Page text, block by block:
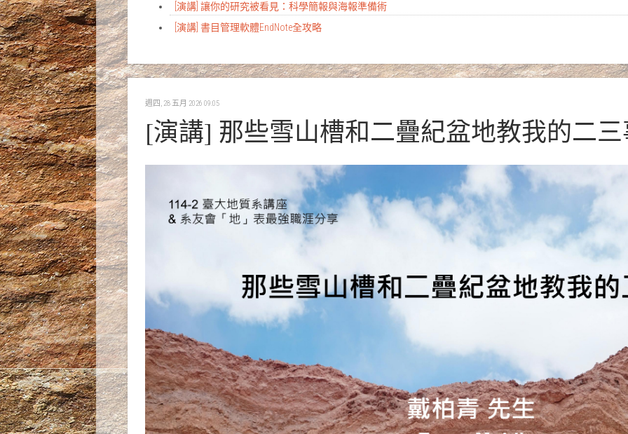
[演講] 讓你的研究被看見：科學簡報與海報準備術
[演講] 書目管理軟體EndNote全攻略
週四, 28 五月 2026 09:05
[演講] 那些雪山槽和二疊紀盆地教我的二